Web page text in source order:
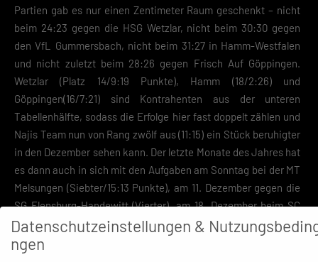
Partien gab es nur einen Zentimeter Raum geschenkt – nicht
beim 24:23 gegen die HSG Wetzlar, nicht beim 30:30 gegen
den VfL Gummersbach, nicht beim 31:27 in Hamm-Westfalen
und nicht zuletzt beim 28:26 gegen Frisch Auf Göppingen.
Wetzlar (Platz 14/9:19 Punkte), Hamm (18/2:26) und
Göppingen(16/7:21) sind Kontrahenten aus der unteren
Tabellenhälfte, sodass die Erfolge hier fast doppelt zählen und
Najis Team nun von Rang zwölf aus (11:15) ein Stück beruhigter
in den Dezember sehen kann. Der letzte Monate des Jahres hat
es dann auch in sich mit den Aufgaben am Sonntag bei der MT
Melsungen (Siebter/15:13 Punkte), am 11. Dezember gegen die
SG Flensburg-Handewitt (Vierter), am 18. Dezember beim SC
DHfK Leipzig (Elfter) und am 27. Dezember beim TSV
Hannover-Burgdorf (Achter). Sicher ist mit dem Blick auf
Datenschutzeinstellungen &
ngen